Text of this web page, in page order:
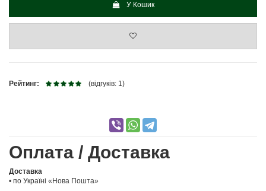
У Кошик
Рейтинг: (відгуків: 1)
Оплата / Доставка
Доставка
• по Україні «Нова Пошта»